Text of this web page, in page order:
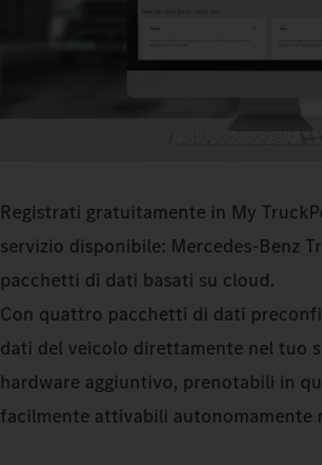
Registrati gratuitamente in My
servizio disponibile: Mercedes‑Benz
pacchetti di dati basati su cloud.
Con quattro pacchetti di dati
dati del veicolo direttamente nel tuo
hardware aggiuntivo, prenotabili in
facilmente attivabili autonomamente